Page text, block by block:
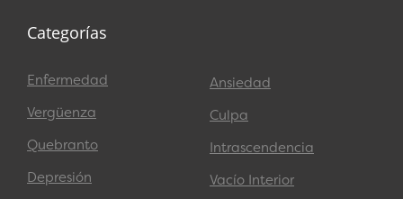
Categorías
Enfermedad
Vergüenza
Quebranto
Depresión
Ansiedad
Culpa
Intrascendencia
Vacío Interior